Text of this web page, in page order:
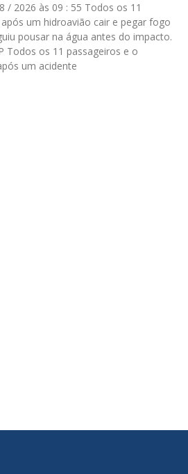
/ 2026 às 09 : 55 Todos os 11
um hidroavião cair e pegar fogo
pousar na água antes do impacto.
Todos os 11 passageiros e o
um acidente